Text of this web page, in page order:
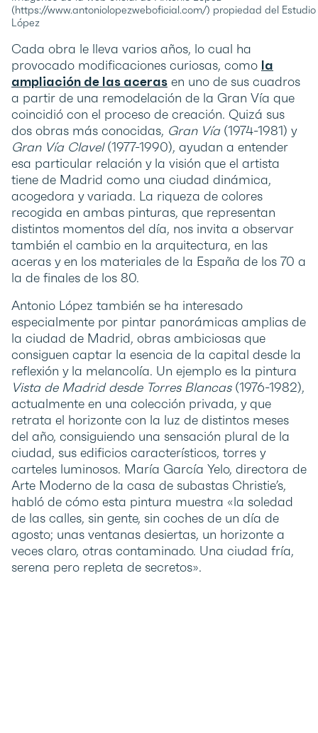
(https://www.antoniolopezweboficial.com/) propiedad del
López
Cada obra le lleva varios años, lo cual ha
provocado modificaciones curiosas, como la
ampliación de las aceras en uno de sus cuadros
a partir de una remodelación de la Gran Vía que
coincidió con el proceso de creación. Quizá sus
dos obras más conocidas, Gran Vía (1974-1981) y
Gran Vía Clavel(1977-1990), ayudan a entender
esa particular relación y la visión que el artista
tiene de Madrid como una ciudad dinámica,
acogedora y variada. La riqueza de colores
recogida en ambas pinturas, que representan
distintos momentos del día, nos invita a observar
también el cambio en la arquitectura, en las
aceras y en los materiales de la España de los 70 a
la de finales de los 80.
Antonio López también se ha interesado
especialmente por pintar panorámicas amplias de
la ciudad de Madrid, obras ambiciosas que
consiguen captar la esencia de la capital desde la
reflexión y la melancolía. Un ejemplo es la pintura
Vista de Madrid desde Torres Blancas(1976-1982),
actualmente en una colección privada, y que
retrata el horizonte con la luz de distintos meses
del año, consiguiendo una sensación plural de la
ciudad, sus edificios característicos, torres y
carteles luminosos. María García Yelo, directora de
Arte Moderno de la casa de subastas Christie’s,
habló de cómo esta pintura muestra «la soledad
de las calles, sin gente, sin coches de un día de
agosto; unas ventanas desiertas, un horizonte a
veces claro, otras contaminado. Una ciudad fría,
serena pero repleta de secretos».